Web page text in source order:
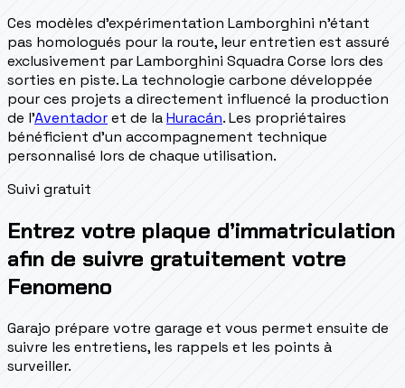
Ces modèles d'expérimentation Lamborghini n'étant
pas homologués pour la route, leur entretien est assuré
exclusivement par Lamborghini Squadra Corse lors des
sorties en piste. La technologie carbone développée
pour ces projets a directement influencé la production
de l'Aventadoret de laHuracán. Les propriétaires
bénéficient d'un accompagnement technique
personnalisé lors de chaque utilisation.
Suivi gratuit
Entrez votre plaque d’immatriculation
afin de suivre gratuitement votre
Fenomeno
Garajo prépare votre garage et vous permet ensuite de
suivre les entretiens, les rappels et les points à
surveiller.